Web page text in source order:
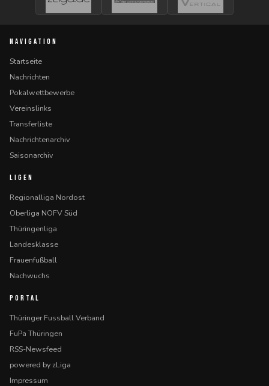
NAVIGATION
Startseite
Nachrichten
Pokalwettbewerbe
Vereinslinks
Transferliste
Nachrichtenarchiv
Saisonarchiv
LIGEN
Regionalliga Nordost
Oberliga NOFV Süd
Thüringenliga
Landesklasse
Frauenfußball
Nachwuchs
PORTAL
Thüringer Fussball Verband
FuPa Thüringen
RSS-Newsfeed
powered by zLiga
Impressum